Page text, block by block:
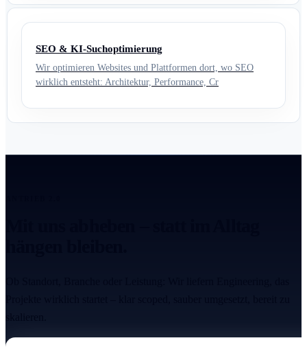
SEO & KI-Suchoptimierung
Wir optimieren Websites und Plattformen dort, wo SEO
wirklich entsteht: Architektur, Performance, Cr